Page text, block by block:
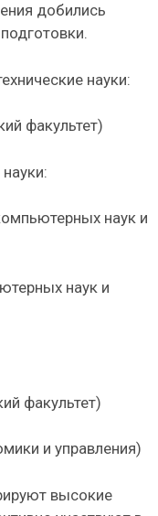
добились
науки:
факультет)
наук и
наук и
факультет)
и управления)
высокие